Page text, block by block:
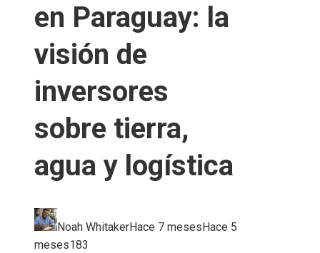
en Paraguay: la
visión de
inversores
sobre tierra,
agua y logística
Noah WhitakerHace 7 meses Hace 5
meses183